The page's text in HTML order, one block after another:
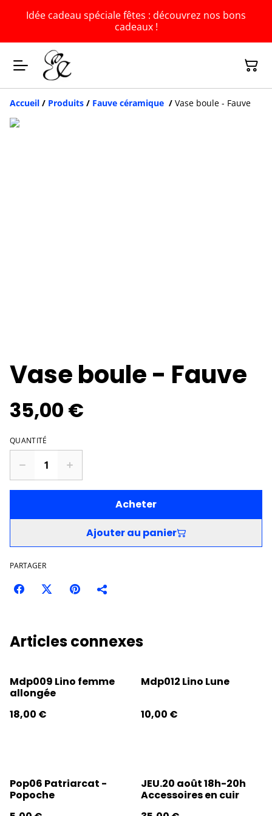
Idée cadeau spéciale fêtes : découvrez nos bons
cadeaux !
Accueil / Produits / Fauve céramique / Vase boule - Fauve
Vase boule - Fauve
35,00 €
QUANTITÉ
Acheter
Ajouter au panier
PARTAGER
Articles connexes
Mdp009 Lino femme
allongée
18,00 €
Mdp012 Lino Lune
10,00 €
Pop06 Patriarcat -
Popoche
JEU.20 août 18h-20h
Accessoires en cuir